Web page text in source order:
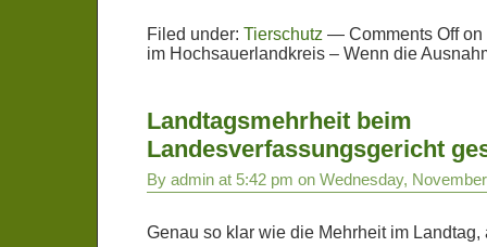
Filed under: Tierschutz — Comments Offon
im Hochsauerlandkreis – Wenn die
Landtagsmehrheit beim
Landesverfassungsgericht
By admin at 5:42 pm on Wednesday,
Genau so klar wie die Mehrheit im